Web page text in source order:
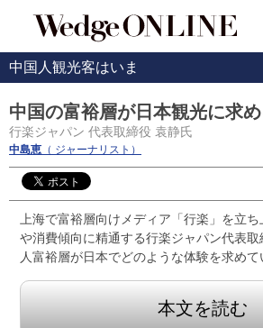
中国人観光客はいま
中国の富裕層が日本観光に求
行楽ジャパン 代表取締役 袁静氏
中島恵 （ ジャーナリスト）
上海で富裕層向けメディア「行楽」を立
や消費傾向に精通する行楽ジャパン代表
人富裕層が日本でどのような体験を求めて
本文を読む